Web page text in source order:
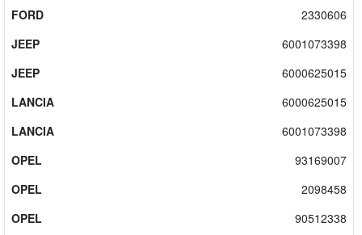
FORD
2330606
JEEP
6001073398
JEEP
6000625015
LANCIA
6000625015
LANCIA
6001073398
OPEL
93169007
OPEL
2098458
OPEL
90512338